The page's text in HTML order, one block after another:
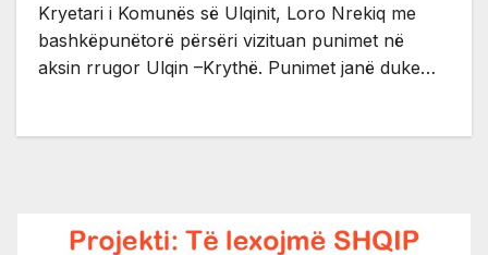
Kryetari i Komunës së Ulqinit, Loro Nrekiq me
bashkëpunëtorë përsëri vizituan punimet në
aksin rrugor Ulqin –Krythë. Punimet janë duke…